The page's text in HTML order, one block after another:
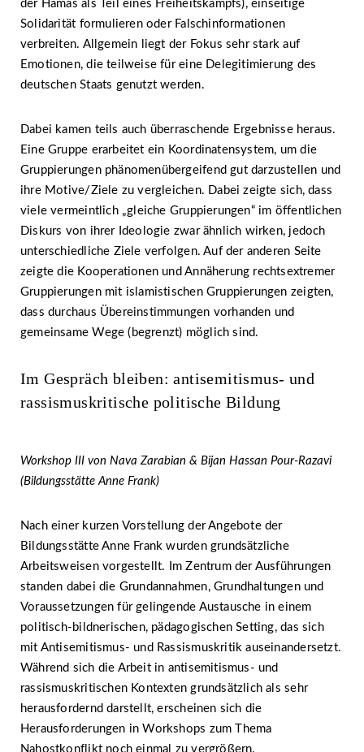
der Hamas als Teil eines Freiheitskampfs), einseitige
Solidarität formulieren oder Falschinformationen
verbreiten. Allgemein liegt der Fokus sehr stark auf
Emotionen, die teilweise für eine Delegitimierung des
deutschen Staats genutzt werden.
Dabei kamen teils auch überraschende Ergebnisse heraus.
Eine Gruppe erarbeitet ein Koordinatensystem, um die
Gruppierungen phänomenübergeifend gut darzustellen und
ihre Motive/Ziele zu vergleichen. Dabei zeigte sich, dass
viele vermeintlich „gleiche Gruppierungen“ im öffentlichen
Diskurs von ihrer Ideologie zwar ähnlich wirken, jedoch
unterschiedliche Ziele verfolgen. Auf der anderen Seite
zeigte die Kooperationen und Annäherung rechtsextremer
Gruppierungen mit islamistischen Gruppierungen zeigten,
dass durchaus Übereinstimmungen vorhanden und
gemeinsame Wege (begrenzt) möglich sind.
Im Gespräch bleiben: antisemitismus- und
rassismuskritische politische Bildung
Workshop III von Nava Zarabian & Bijan Hassan Pour-Razavi
(Bildungsstätte Anne Frank)
Nach einer kurzen Vorstellung der Angebote der
Bildungsstätte Anne Frank wurden grundsätzliche
Arbeitsweisen vorgestellt. Im Zentrum der Ausführungen
standen dabei die Grundannahmen, Grundhaltungen und
Voraussetzungen für gelingende Austausche in einem
politisch-bildnerischen, pädagogischen Setting, das sich
mit Antisemitismus- und Rassismuskritik auseinandersetzt.
Während sich die Arbeit in antisemitismus- und
rassismuskritischen Kontexten grundsätzlich als sehr
herausfordernd darstellt, erscheinen sich die
Herausforderungen in Workshops zum Thema
Nahostkonflikt noch einmal zu vergrößern.